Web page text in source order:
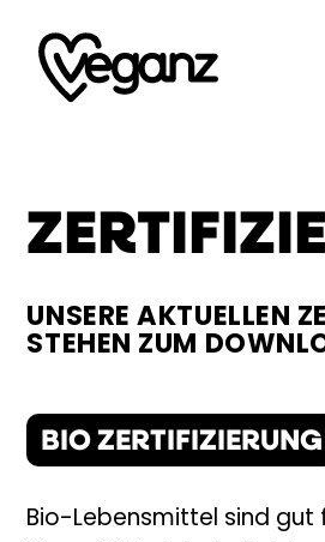
UNSERE AKTUELLEN
STEHEN ZUM
BIO ZERTIFIZIERUNG
Bio-Lebensmittel sind gut